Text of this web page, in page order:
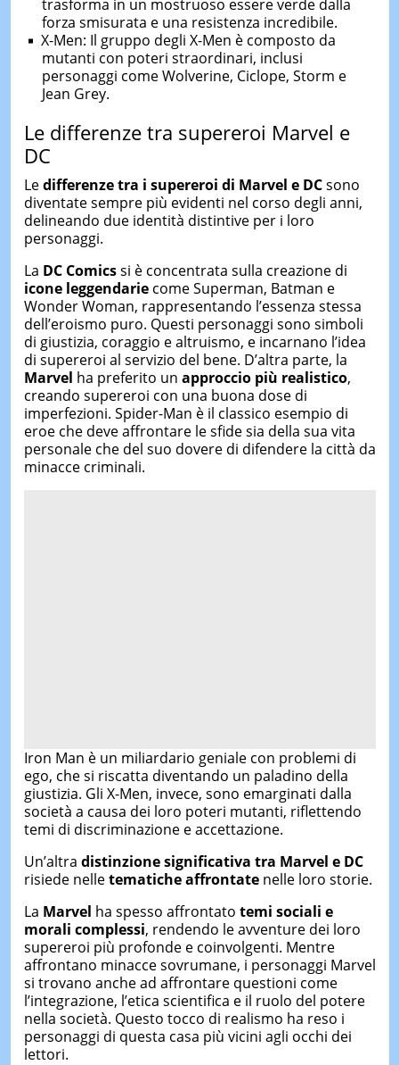
trasforma in un mostruoso essere verde dalla
forza smisurata e una resistenza incredibile.
X-Men: Il gruppo degli X-Men è composto da
mutanti con poteri straordinari, inclusi
personaggi come Wolverine, Ciclope, Storm e
Jean Grey.
Le differenze tra supereroi Marvel e
DC
Ledifferenze tra i supereroi di Marvel e DCsono
diventate sempre più evidenti nel corso degli anni,
delineando due identità distintive per i loro
personaggi.
La DC Comicssi è concentrata sulla creazione di
icone leggendariecome Superman, Batman e
Wonder Woman, rappresentando l’essenza stessa
dell’eroismo puro. Questi personaggi sono simboli
di giustizia, coraggio e altruismo, e incarnano l’idea
di supereroi al servizio del bene. D’altra parte, la
Marvel ha preferito un approccio più realistico,
creando supereroi con una buona dose di
imperfezioni. Spider-Man è il classico esempio di
eroe che deve affrontare le sfide sia della sua vita
personale che del suo dovere di difendere la città da
minacce criminali.
Iron Man è un miliardario geniale con problemi di
ego, che si riscatta diventando un paladino della
giustizia. Gli X-Men, invece, sono emarginati dalla
società a causa dei loro poteri mutanti, riflettendo
temi di discriminazione e accettazione.
Un’altra distinzione significativa tra Marvel e DC
risiede nelletematiche affrontatenelle loro storie.
La Marvel ha spesso affrontato temi sociali e
morali complessi, rendendo le avventure dei loro
supereroi più profonde e coinvolgenti. Mentre
affrontano minacce sovrumane, i personaggi Marvel
si trovano anche ad affrontare questioni come
l’integrazione, l’etica scientifica e il ruolo del potere
nella società. Questo tocco di realismo ha reso i
personaggi di questa casa più vicini agli occhi dei
lettori.